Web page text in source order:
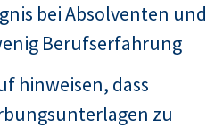
bei Absolventen und
Berufserfahrung
hinweisen, dass
zu